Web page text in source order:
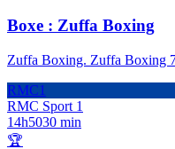
Boxe : Zuffa Boxing
Zuffa Boxing. Zuffa Boxing
RMC1
RMC Sport 1
14h5030 min
🏆